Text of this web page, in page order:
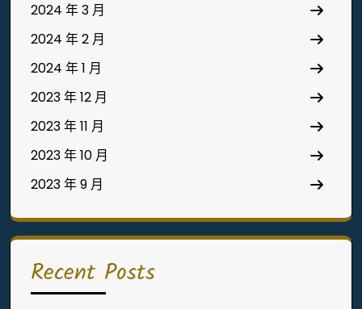
2024 年 3 月
2024 年 2 月
2024 年 1 月
2023 年 12 月
2023 年 11 月
2023 年 10 月
2023 年 9 月
Recent Posts